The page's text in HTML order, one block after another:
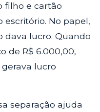
filho e cartão
escritório. No papel,
dava lucro. Quando
de R$ 6.000,00,
lucro
separação ajuda